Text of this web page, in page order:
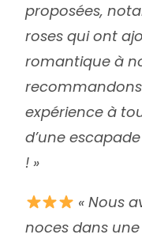
proposées,
roses qui ont
romantique à
expérience à
d’une
! »
« Nous
noces dans